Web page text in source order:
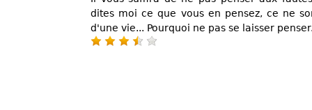
dites moi ce que vous en pensez, ce ne
d'une vie... Pourquoi ne pas se laisser